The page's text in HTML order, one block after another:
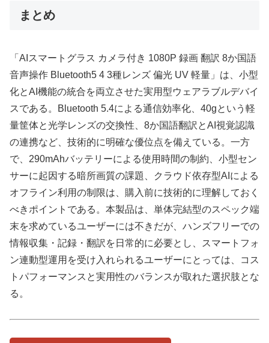
まとめ
「AIスマートグラス カメラ付き 1080P 録画 翻訳 8か国語
音声操作 Bluetooth5 4 3種レンズ 偏光 UV 軽量」は、小型
化とAI機能の統合を両立させた実用型ウェアラブルデバイ
スである。Bluetooth 5.4による通信効率化、40gという軽
量筐体と光学レンズの交換性、8か国語翻訳とAI視覚認識
の連携など、技術的に明確な優位点を備えている。一方
で、290mAhバッテリーによる使用時間の制約、小型セン
サーに起因する暗所画質の課題、クラウド依存型AIによる
オフライン利用の制限は、購入前に技術的に理解しておく
べきポイントである。本製品は、単体完結型のスペック端
末を求めているユーザーには不きだが、ハンズフリーでの
情報収集・記録・翻訳を日常的に必要とし、スマートフォ
ン連動型運用を受け入れられるユーザーにとっては、コス
トパフォーマンスと実用性のバランスが取れた選択肢とな
る。